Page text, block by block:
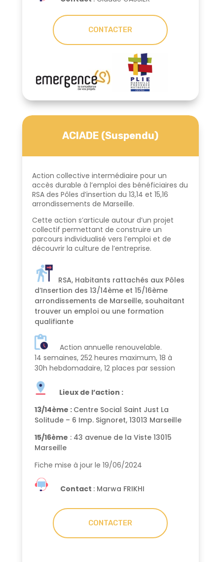
CONTACTER
ACIADE (Suspendu)
Action collective intermédiaire pour un
accès durable à l’emploi des bénéficiaires du
RSA des Pôles d’insertion du 13,14 et 15,16
arrondissements de Marseille.
Cette action s’articule autour d’un projet
collectif permettant de construire un
parcours individualisé vers l’emploi et de
découvrir la culture de l’entreprise.
RSA, Habitants rattachés aux Pôles
d’Insertion des 13/14ème et 15/16ème
arrondissements de Marseille, souhaitant
trouver un emploi ou une formation
qualifiante
Action annuelle renouvelable.
14 semaines, 252 heures maximum, 18 à
30h hebdomadaire, 12 places par session
Lieux de l’action :
13/14ème : Centre Social Saint Just La
Solitude – 6 Imp. Signoret, 13013 Marseille
15/16ème : 43 avenue de la Viste 13015
Marseille
Fiche mise à jour le 19/06/2024
Contact : Marwa FRIKHI
CONTACTER